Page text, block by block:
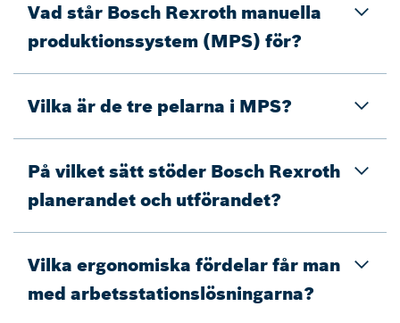
Vad står Bosch Rexroth manuella
produktionssystem (MPS) för?
Vilka är de tre pelarna i MPS?
På vilket sätt stöder Bosch Rexroth
planerandet och utförandet?
Vilka ergonomiska fördelar får man
med arbetsstationslösningarna?